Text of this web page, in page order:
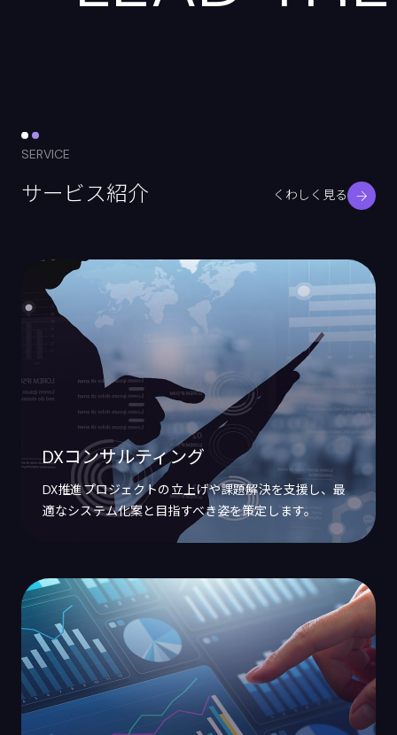
SERVICE
サービス紹介 くわしく見る
DXコンサルティング
DX推進プロジェクトの立上げや課題解決を支援し、最
適なシステム化案と目指すべき姿を策定します。